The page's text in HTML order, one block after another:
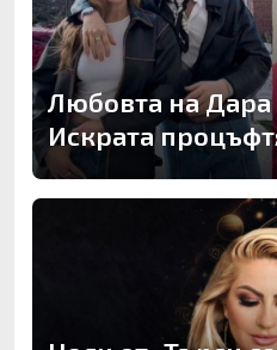
Любовта на
Искрата